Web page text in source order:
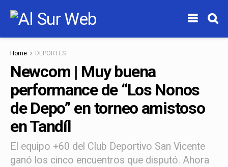
Home DEPORTES
Newcom | Muy buena
performance de “Los Nonos
de Depo” en torneo amistoso
en Tandíl
El equipo +60 del Club Deportivo San Vicente
ganó los cinco encuentros que disputó. Ahora